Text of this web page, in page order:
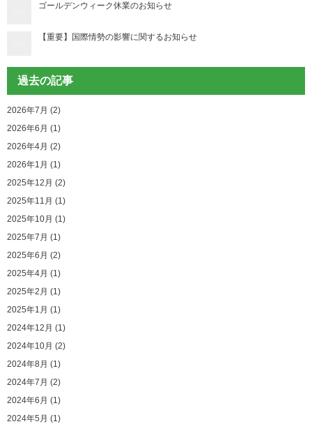
ゴールデンウィーク休業のお知らせ
【重要】国際情勢の影響に関するお知らせ
過去の記事
2026年7月 (2)
2026年6月 (1)
2026年4月 (2)
2026年1月 (1)
2025年12月 (2)
2025年11月 (1)
2025年10月 (1)
2025年7月 (1)
2025年6月 (2)
2025年4月 (1)
2025年2月 (1)
2025年1月 (1)
2024年12月 (1)
2024年10月 (2)
2024年8月 (1)
2024年7月 (2)
2024年6月 (1)
2024年5月 (1)